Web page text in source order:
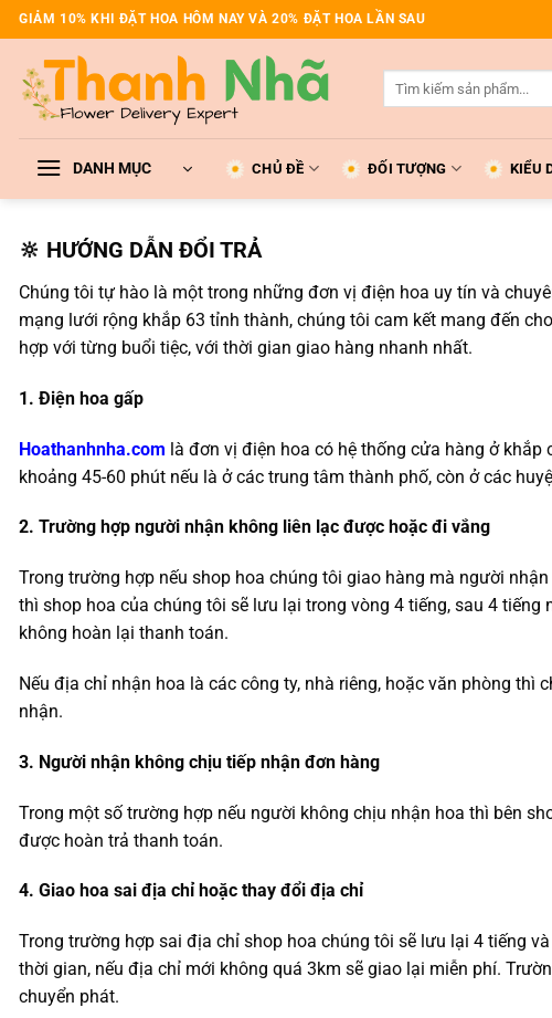
Bỏ
qua
dung
GIẢM 10% KHI ĐẶT HOA HÔM NAY VÀ 20% ĐẶT HOA LẦN SAU
DANH MỤC CHỦ ĐỀ ĐỐI TƯỢNG KIỂU
🔆 HƯỚNG DẪN ĐỔI TRẢ
Chúng tôi tự hào là một trong những đơn vị điện hoa uy tín và
mạng lưới rộng khắp 63 tỉnh thành, chúng tôi cam kết mang đến
hợp với từng buổi tiệc, với thời gian giao hàng nhanh nhất.
1. Điện hoa gấp
Hoathanhnha.com là đơn vị điện hoa có hệ thống cửa hàng ở
khoảng 45-60 phút nếu là ở các trung tâm thành phố, còn ở các
2. Trường hợp người nhận không liên lạc được hoặc đi vắng
Trong trường hợp nếu shop hoa chúng tôi giao hàng mà người
thì shop hoa của chúng tôi sẽ lưu lại trong vòng 4 tiếng, sau 4
không hoàn lại thanh toán.
Nếu địa chỉ nhận hoa là các công ty, nhà riêng, hoặc văn phòng
nhận.
3. Người nhận không chịu tiếp nhận đơn hàng
Trong một số trường hợp nếu người không chịu nhận hoa thì bên
được hoàn trả thanh toán.
4. Giao hoa sai địa chỉ hoặc thay đổi địa chỉ
Trong trường hợp sai địa chỉ shop hoa chúng tôi sẽ lưu lại 4 tiếng
thời gian, nếu địa chỉ mới không quá 3km sẽ giao lại miễn phí.
chuyển phát.